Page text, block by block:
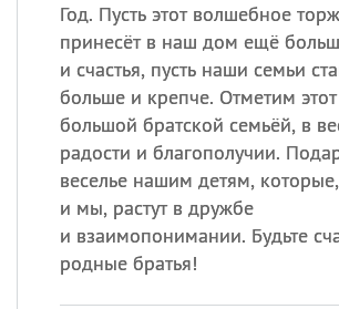
Год. Пусть этот волшебное
принесёт в наш дом ещё
и счастья, пусть наши семьи
больше и крепче. Отметим
большой братской семьёй, в
радости и благополучии.
веселье нашим детям,
и мы, растут в дружбе
и взаимопонимании. Будьте
родные братья!